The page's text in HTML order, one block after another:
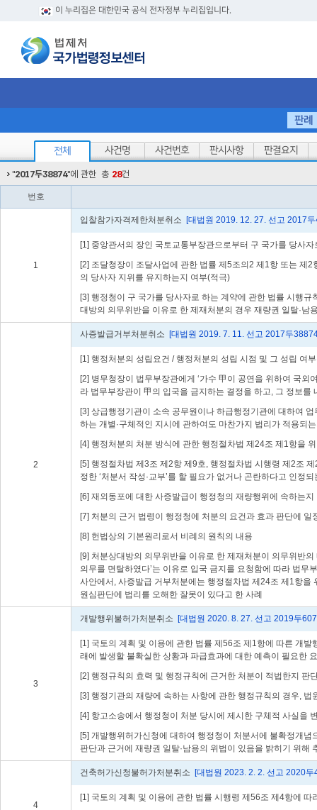
이 누리집은 대한민국 공식 전자정부 누리집입니다.
판례
전체 사건명 사건번호 판시사항 판결요지
"2017두38874"에 관한 총 28건
번호
1
입찰참가자격제한처분취소 [대법원 2019. 12. 27. 선고 2017
[1] 중앙관서의 장인 국토교통부장관으로부터 구 국가를 당사
[2] 조달청장이 조달사업에 관한 법률 제5조의2 제1항 또는 제
의 당사자 지위를 유지하는지 여부(적극)
[3] 행정청이 구 국가를 당사자로 하는 계약에 관한 법률 시행
대방의 의무위반을 이유로 한 제재처분의 경우 재량권 일탈·남
2
사증발급거부처분취소 [대법원 2019. 7. 11. 선고 2017두
[1] 행정처분의 성립요건 / 행정처분의 성립 시점 및 그 성립 여
[2] 병무청장이 법무부장관에게 ‘가수 甲이 공연을 위하여 국
라 법무부장관이 甲의 입국을 금지하는 결정을 하고, 그 정보를
[3] 상급행정기관이 소속 공무원이나 하급행정기관에 대하여
하는 개별·구체적인 지시에 관하여도 마찬가지 법리가 적용되
[4] 행정처분의 처분 방식에 관한 행정절차법 제24조 제1항을
[5] 행정절차법 제3조 제2항 제9호, 행정절차법 시행령 제2조
정한 ‘처분서 작성·교부’를 할 필요가 없거나 곤란하다고 인정
[6] 재외동포에 대한 사증발급이 행정청의 재량행위에 속하는지
[7] 처분의 근거 법령이 행정청에 처분의 요건과 효과 판단에
[8] 헌법상의 기본원리로서 비례의 원칙의 내용
[9] 처분상대방의 의무위반을 이유로 한 제재처분이 의무위반
의무를 면탈하였다’는 이유로 입국 금지를 요청함에 따라 법
사안에서, 사증발급 거부처분에는 행정절차법 제24조 제1항
원심판단에 법리를 오해한 잘못이 있다고 한 사례
3
개발행위불허가처분취소 [대법원 2020. 8. 27. 선고 2019두
[1] 국토의 계획 및 이용에 관한 법률 제56조 제1항에 따른 개
래에 발생할 불확실한 상황과 파급효과에 대한 예측이 필요한
[2] 행정규칙의 효력 및 행정규칙에 근거한 처분이 적법한지 판
[3] 행정기관의 재량에 속하는 사항에 관한 행정규칙의 경우,
[4] 항고소송에서 행정청이 처분 당시에 제시한 구체적 사실을
[5] 개발행위허가신청에 대하여 행정청이 처분서에 불확정개
판단과 근거에 재량권 일탈·남용의 위법이 있음을 밝히기 위
4
건축허가신청불허가처분취소 [대법원 2023. 2. 2. 선고 2020
[1] 국토의 계획 및 이용에 관한 법률 시행령 제56조 제4항에